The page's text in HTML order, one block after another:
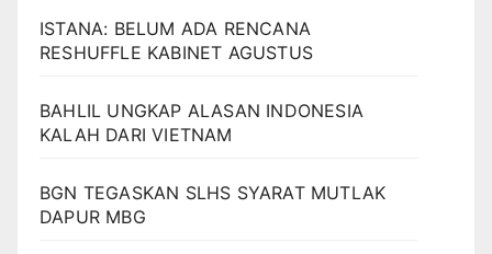
ISTANA: BELUM ADA RENCANA
RESHUFFLE KABINET AGUSTUS
BAHLIL UNGKAP ALASAN INDONESIA
KALAH DARI VIETNAM
BGN TEGASKAN SLHS SYARAT MUTLAK
DAPUR MBG